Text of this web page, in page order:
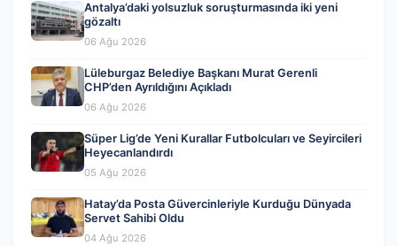
Antalya’daki yolsuzluk soruşturmasında iki yeni
gözaltı
06 Ağu 2026
Lüleburgaz Belediye Başkanı Murat Gerenli
CHP’den Ayrıldığını Açıkladı
06 Ağu 2026
Süper Lig’de Yeni Kurallar Futbolcuları ve Seyircileri
Heyecanlandırdı
05 Ağu 2026
Hatay’da Posta Güvercinleriyle Kurduğu Dünyada
Servet Sahibi Oldu
04 Ağu 2026